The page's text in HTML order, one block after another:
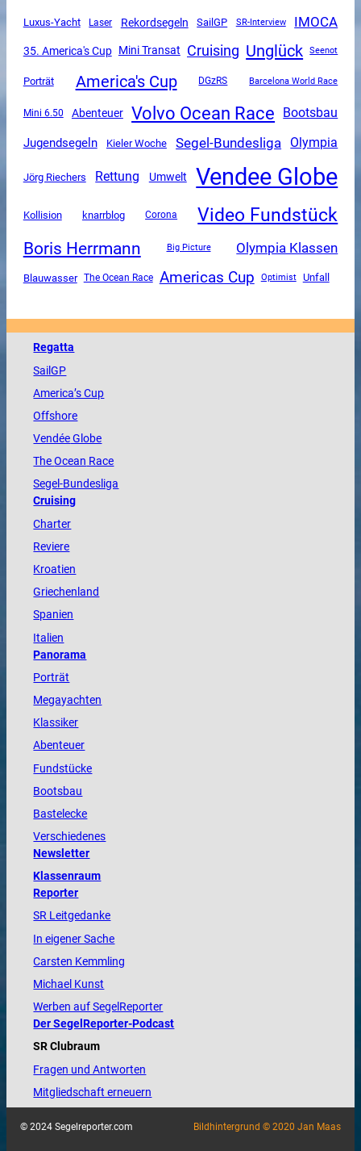
Luxus-Yacht Laser Rekordsegeln SailGP SR-Interview IMOCA
35. America's Cup Mini Transat Cruising Unglück Seenot
Porträt America's Cup DGzRS Barcelona World Race
Mini 6.50 Abenteuer Volvo Ocean Race Bootsbau
Jugendsegeln Kieler Woche Segel-Bundesliga Olympia
Jörg Riechers Rettung Umwelt Vendee Globe
Kollision knarrblog Corona Video Fundstück
Boris Herrmann Big Picture Olympia Klassen
Blauwasser The Ocean Race Americas Cup Optimist Unfall
Regatta
SailGP
America’s Cup
Offshore
VendéeGlobe
TheOcean Race
Segel-Bundesliga
Cruising
Charter
Reviere
Kroatien
Griechenland
Spanien
Italien
Panorama
Porträt
Megayachten
Klassiker
Abenteuer
Fundstücke
Bootsbau
Bastelecke
Verschiedenes
Newsletter
Klassenraum
Reporter
SR Leitgedanke
In eigener Sache
Carsten Kemmling
Michael Kunst
Werben auf SegelReporter
Der SegelReporter-Podcast
SR Clubraum
Fragen und Antworten
Mitgliedschaft erneuern
© 2024 Segelreporter.com Bildhintergrund © 2020 Jan Maas